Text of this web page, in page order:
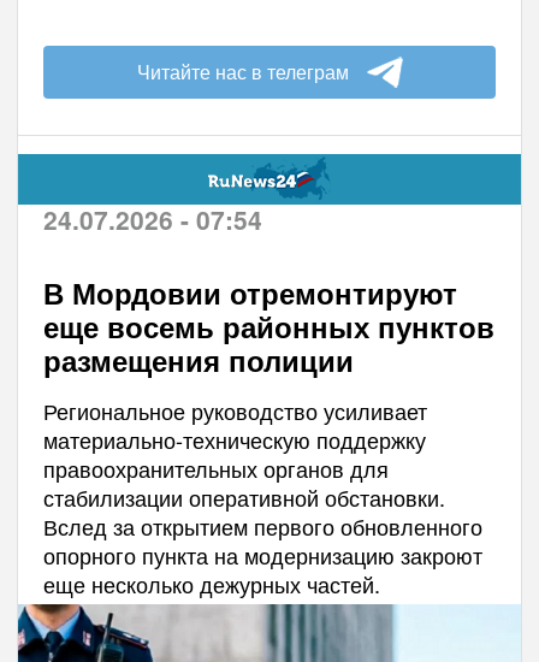
Читайте нас в телеграм
24.07.2026 - 07:54
В Мордовии отремонтируют
еще восемь районных пунктов
размещения полиции
Региональное руководство усиливает
материально-техническую поддержку
правоохранительных органов для
стабилизации оперативной обстановки.
Вслед за открытием первого обновленного
опорного пункта на модернизацию закроют
еще несколько дежурных частей.